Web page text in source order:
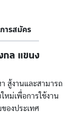
การสมัคร
กล แขนง
สู้งานและสามารถ
หม่เพื่อการใช้งาน
องประเทศ